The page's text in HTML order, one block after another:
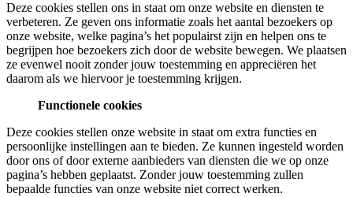
Deze cookies stellen ons in staat om onze website en diensten te
verbeteren. Ze geven ons informatie zoals het aantal bezoekers op
onze website, welke pagina’s het populairst zijn en helpen ons te
begrijpen hoe bezoekers zich door de website bewegen. We plaatsen
ze evenwel nooit zonder jouw toestemming en appreciëren het
daarom als we hiervoor je toestemming krijgen.
Functionele cookies
Deze cookies stellen onze website in staat om extra functies en
persoonlijke instellingen aan te bieden. Ze kunnen ingesteld worden
door ons of door externe aanbieders van diensten die we op onze
pagina’s hebben geplaatst. Zonder jouw toestemming zullen
bepaalde functies van onze website niet correct werken.